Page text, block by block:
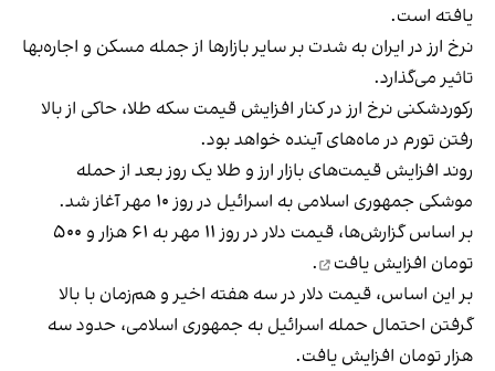
یافته است.
نرخ ارز در ایران به شدت بر سایر بازارها از جمله مسکن و اجاره‌بها
تاثیر می‌گذارد.
رکوردشکنی نرخ ارز در کنار افزایش قیمت سکه طلا، حاکی از بالا
رفتن تورم در ماه‌های آینده خواهد بود.
روند افزایش قیمت‌های بازار ارز و طلا یک روز بعد از حمله
موشکی جمهوری اسلامی به اسرائیل در روز ۱۰ مهر آغاز شد.
بر اساس گزارش‌ها، قیمت دلار در روز ۱۱ مهر به ۶۱ هزار و ۵۰۰
تومان افزایش یافت
.
بر این اساس، قیمت دلار در سه هفته اخیر و هم‌زمان با بالا
گرفتن احتمال حمله اسرائیل به جمهوری اسلامی، حدود سه
هزار تومان افزایش یافت.